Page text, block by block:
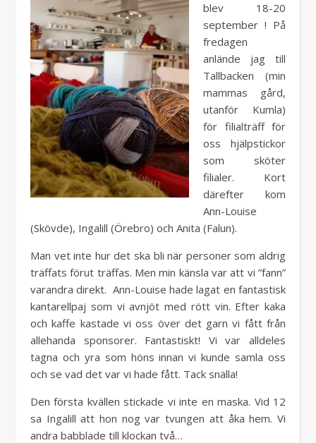
blev 18-20
september ! På
fredagen
anlände jag till
Tallbacken (min
mammas gård,
utanför Kumla)
för filialträff för
oss hjälpstickor
som sköter
filialer. Kort
därefter kom
Ann-Louise
(Skövde), Ingalill (Örebro) och Anita (Falun).
Man vet inte hur det ska bli när personer som aldrig
träffats förut träffas. Men min känsla var att vi ”fann”
varandra direkt. Ann-Louise hade lagat en fantastisk
kantarellpaj som vi avnjöt med rött vin. Efter kaka
och kaffe kastade vi oss över det garn vi fått från
allehanda sponsorer. Fantastiskt! Vi var alldeles
tagna och yra som höns innan vi kunde samla oss
och se vad det var vi hade fått. Tack snälla!
Den första kvällen stickade vi inte en maska. Vid 12
sa Ingalill att hon nog var tvungen att åka hem. Vi
andra babblade till klockan två…